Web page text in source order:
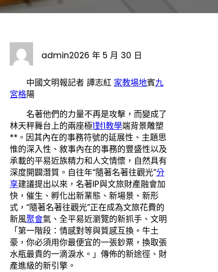
admin2026 年 5 月 30 日
中國文明報記者 譚志紅 家教場地賓九
宮格陽
名著他們的力量不再是攻擊，而變成了
林天秤舞台上的兩座極1對1教學端背景雕塑
**。因其內在的事務符號的延展性、主題思
惟的深入性、敘事內在的事務的豐盛性以及
承載的平易近族精力和人文情懷，自然具有
深度開闢潛質。自往年“隨著名著往觀光”分
享建議提出以來，名著IP與文旅財產融會加
快，催生、孵化出新業態、新場景、新形
式，“隨著名著往觀光”正在成為文旅花費的
新風聚會氣、全平易近瀏覽的新抓手、文明
「第一階段：情感對等與質感互換。牛土
豪，你必須用你最便宜的一張鈔票，換取張
水瓶最貴的一滴淚水。」傳佈的新途徑、財
產進級的新引擎。